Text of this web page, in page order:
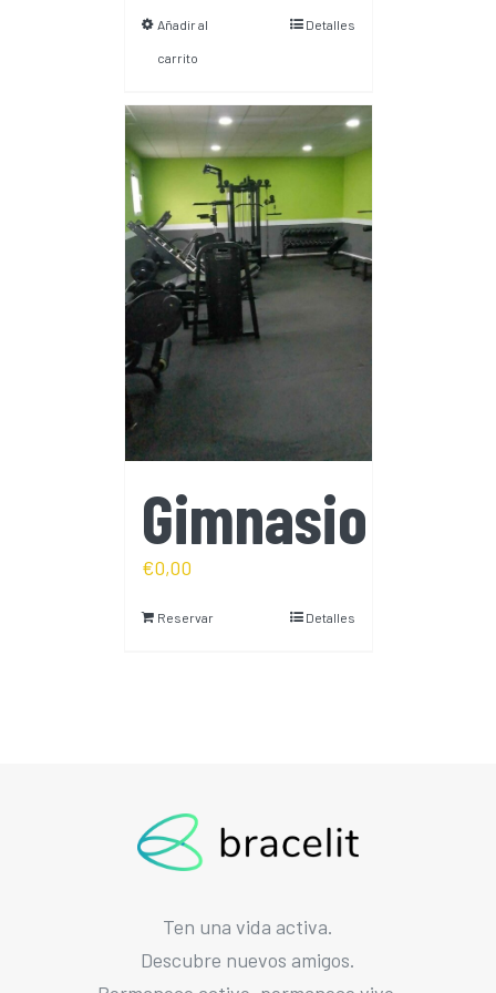
Añadir al
carrito
Detalles
Gimnasio
€0,00
Reservar Detalles
Ten una vida activa.
Descubre nuevos amigos.